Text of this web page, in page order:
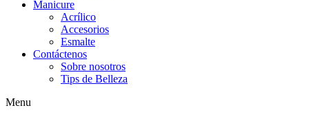
Manicure
Acrílico
Accesorios
Esmalte
Contáctenos
Sobre nosotros
Tips de Belleza
Menu